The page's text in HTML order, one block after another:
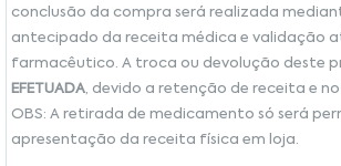
conclusão da compra será realizada
antecipado da receita médica e validação
farmacêutico. A troca ou devolução deste
EFETUADA, devido a retenção de receita e
OBS: A retirada de medicamento só será
apresentação da receita física em loja.